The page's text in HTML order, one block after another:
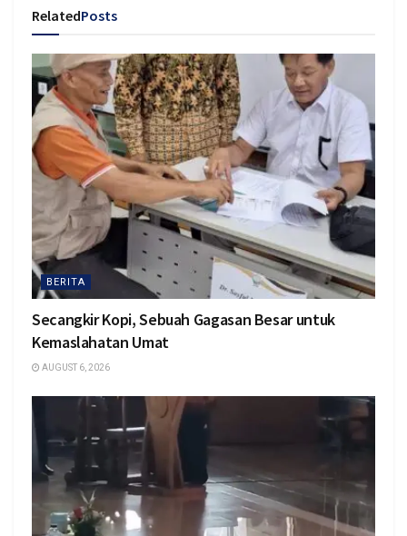
RelatedPosts
BERITA
Secangkir Kopi, Sebuah Gagasan Besar untuk
Kemaslahatan Umat
AUGUST 6, 2026